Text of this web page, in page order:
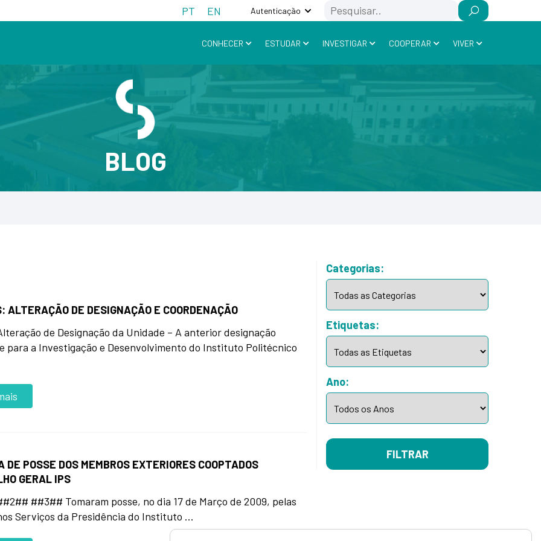
PT EN Autenticação Search
CONHECER ESTUDAR INVESTIGAR COOPERAR VIVER
BLOG
ALTERAÇÃO DE DESIGNAÇÃO E COORDENAÇÃO
de Designação da Unidade – A anterior designação
para a Investigação e Desenvolvimento do Instituto Politécnico
DE POSSE DOS MEMBROS EXTERIORES COOPTADOS
GERAL IPS
##3## Tomaram posse, no dia 17 de Março de 2009, pelas
Serviços da Presidência do Instituto …
Categorias:
Etiquetas:
Ano:
FILTRAR